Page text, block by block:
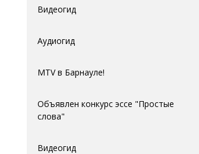
Видеогид
Аудиогид
MTV в Барнауле!
Объявлен конкурс эссе "Простые
слова"
Видеогид